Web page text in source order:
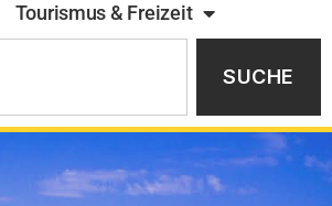
Tourismus & Freizeit
SUCHE